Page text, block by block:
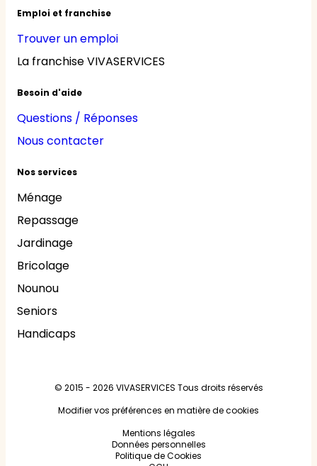
Emploi et franchise
Trouver un emploi
La franchise VIVASERVICES
Besoin d'aide
Questions / Réponses
Nous contacter
Nos services
Ménage
Repassage
Jardinage
Bricolage
Nounou
Seniors
Handicaps
© 2015 - 2026 VIVASERVICES Tous droits réservés
Modifier vos préférences en matière de cookies
Mentions légales
Données personnelles
Politique de Cookies